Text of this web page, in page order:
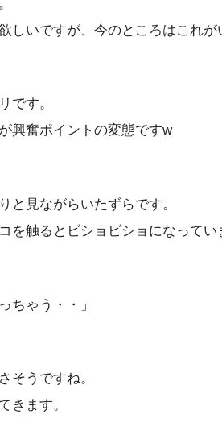
いですが、今のところはこれが
です。
興奮ポイントの変態ですw
と見ながらいたずらです。
触るとビショビショになってい
ちゃう・・」
そうですね。
きます。